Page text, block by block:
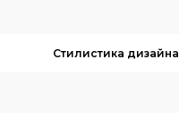
Стилистика дизайна